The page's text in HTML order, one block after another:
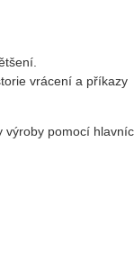
vrá­ce­ní a pří­ka­zy
vý­ro­by po­mo­cí